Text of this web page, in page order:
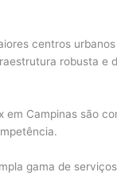
centros
robusta e
em Campinas são
gama de